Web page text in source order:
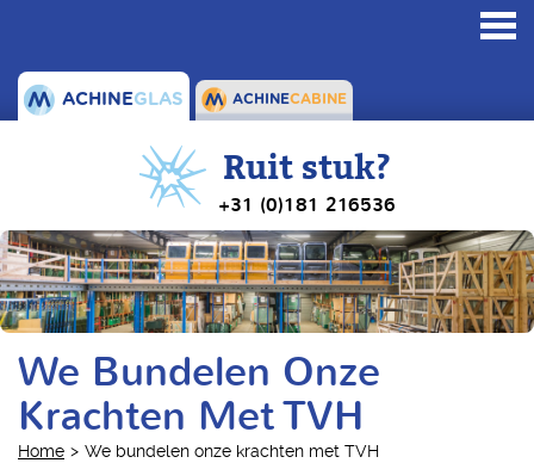
ACHINEGLAS ACHINECABINE
Ruit stuk?
+31 (0)181 216536
We Bundelen Onze
Krachten Met TVH
Home We bundelen onze krachten met TVH